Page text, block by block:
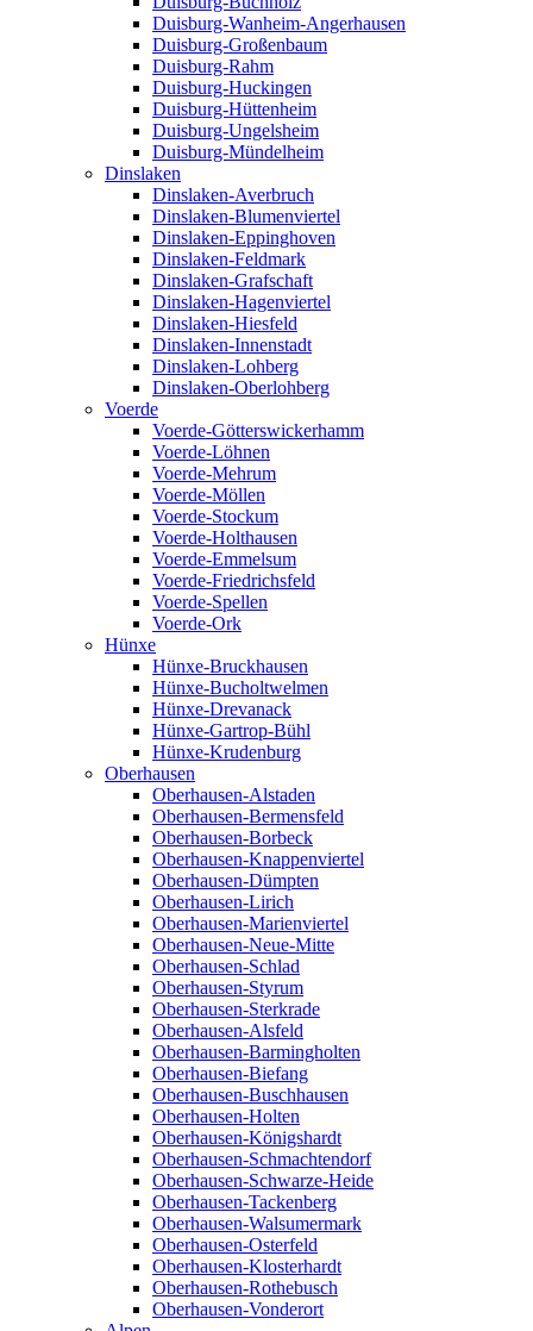
Duisburg-Wanheim-Angerhausen
Duisburg-Großenbaum
Duisburg-Rahm
Duisburg-Huckingen
Duisburg-Hüttenheim
Duisburg-Ungelsheim
Duisburg-Mündelheim
Dinslaken
Dinslaken-Averbruch
Dinslaken-Blumenviertel
Dinslaken-Eppinghoven
Dinslaken-Feldmark
Dinslaken-Grafschaft
Dinslaken-Hagenviertel
Dinslaken-Hiesfeld
Dinslaken-Innenstadt
Dinslaken-Lohberg
Dinslaken-Oberlohberg
Voerde
Voerde-Götterswickerhamm
Voerde-Löhnen
Voerde-Mehrum
Voerde-Möllen
Voerde-Stockum
Voerde-Holthausen
Voerde-Emmelsum
Voerde-Friedrichsfeld
Voerde-Spellen
Voerde-Ork
Hünxe
Hünxe-Bruckhausen
Hünxe-Bucholtwelmen
Hünxe-Drevanack
Hünxe-Gartrop-Bühl
Hünxe-Krudenburg
Oberhausen
Oberhausen-Alstaden
Oberhausen-Bermensfeld
Oberhausen-Borbeck
Oberhausen-Knappenviertel
Oberhausen-Dümpten
Oberhausen-Lirich
Oberhausen-Marienviertel
Oberhausen-Neue-Mitte
Oberhausen-Schlad
Oberhausen-Styrum
Oberhausen-Sterkrade
Oberhausen-Alsfeld
Oberhausen-Barmingholten
Oberhausen-Biefang
Oberhausen-Buschhausen
Oberhausen-Holten
Oberhausen-Königshardt
Oberhausen-Schmachtendorf
Oberhausen-Schwarze-Heide
Oberhausen-Tackenberg
Oberhausen-Walsumermark
Oberhausen-Osterfeld
Oberhausen-Klosterhardt
Oberhausen-Rothebusch
Oberhausen-Vonderort